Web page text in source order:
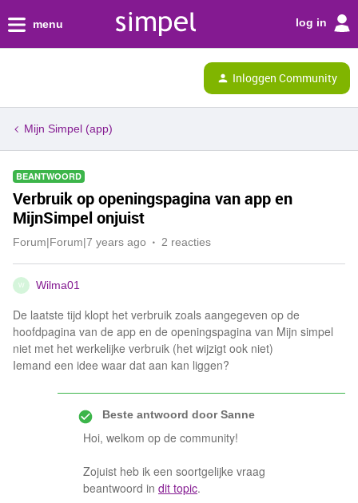
menu log in
Inloggen Community
Mijn Simpel (app)
BEANTWOORD
Verbruik op openingspagina van app en
MijnSimpel onjuist
Forum|Forum|7 years ago 2 reacties
W Wilma01
De laatste tijd klopt het verbruik zoals aangegeven op de
hoofdpagina van de app en de openingspagina van Mijn simpel
niet met het werkelijke verbruik (het wijzigt ook niet)
Iemand een idee waar dat aan kan liggen?
Beste antwoord doorSanne
Hoi, welkom op de community!
Zojuist heb ik een soortgelijke vraag
beantwoord in dit topic.